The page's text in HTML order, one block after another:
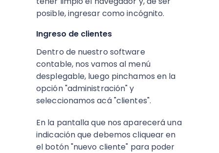
posible, ingresar como incógnito.
Ingreso de clientes
Dentro de nuestro software
contable, nos vamos al menú
desplegable, luego pinchamos en la
opción "administración" y
seleccionamos acá "clientes".
En la pantalla que nos aparecerá una
indicación que debemos cliquear en
el botón "nuevo cliente" para poder